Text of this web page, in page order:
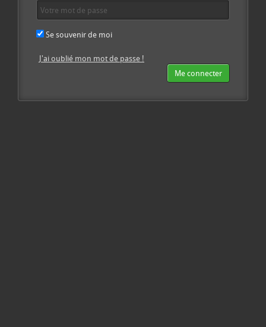
Se souvenir de moi
J'ai oublié mon mot de passe !